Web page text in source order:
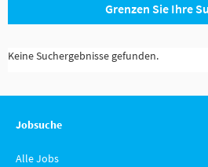
Grenzen Sie Ihre
Keine Suchergebnisse gefunden.
Jobsuche
Alle Jobs